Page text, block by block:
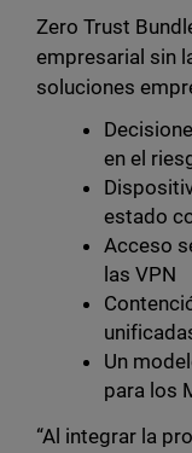
Zero Trust
empresarial sin
soluciones
en el
estado
Acceso
las VPN
Un
para los
“Al integrar la